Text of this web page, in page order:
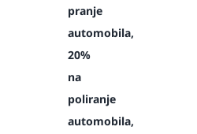
pranje
automobila,
20%
na
poliranje
automobila,